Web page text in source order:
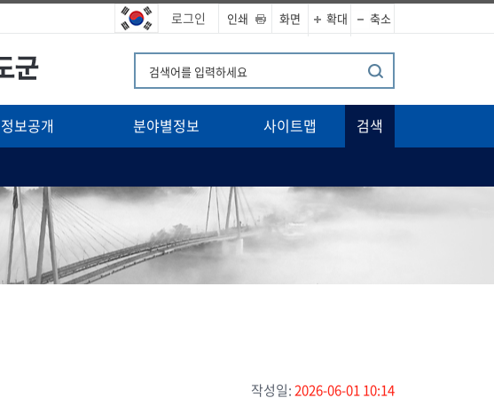
로그인 인쇄 화면 확대 축소
정보공개 분야별정보 사이트맵
검색
작성일:2026-06-01 10:14